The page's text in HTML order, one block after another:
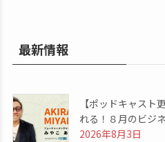
最新情報
【ポッドキャスト
れる！８月のビジ
2026年8月3日